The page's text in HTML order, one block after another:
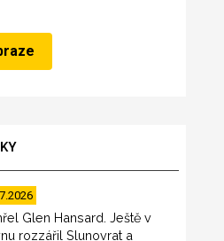
Glen Hansard. Ještě v
rozzářil Slunovrat a